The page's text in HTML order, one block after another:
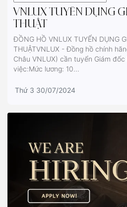
VNLUX TUYỂN DỤNG
THUẬT
ĐỒNG HỒ VNLUX TUYỂN DỤNG
THUẬTVNLUX - Đồng hồ chính
Châu VNLUX) cần tuyển Giám
việc:Mức lương: 10...
Thứ 3 30/07/2024